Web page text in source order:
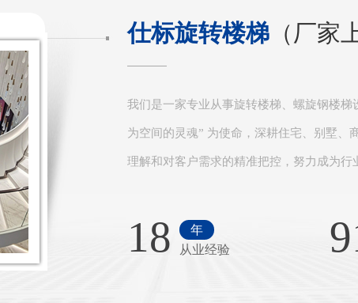
仕标旋转楼梯 （厂家
我们是一家专业从事旋转楼梯、螺旋钢楼
为空间的灵魂” 为使命，深耕住宅、别墅、
理解和对客户需求的精准把控，努力成为行
18
年
从业经验